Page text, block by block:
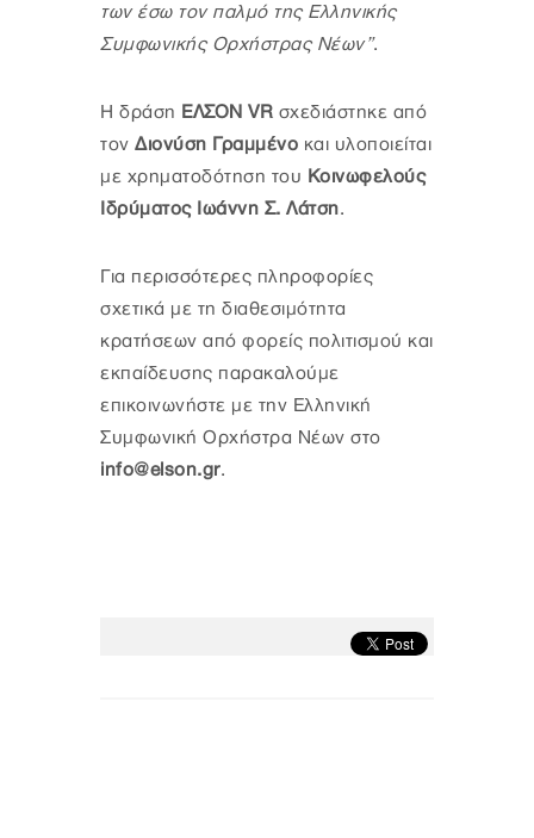
των έσω τον παλμό της Ελληνικής
Συμφωνικής Ορχήστρας Νέων”.
Η δράση ΕΛΣΟΝ VR σχεδιάστηκε από
τον Διονύση Γραμμένο και υλοποιείται
με χρηματοδότηση του Κοινωφελούς
Ιδρύματος Ιωάννη Σ. Λάτση.
Για περισσότερες πληροφορίες
σχετικά με τη διαθεσιμότητα
κρατήσεων από φορείς πολιτισμού και
εκπαίδευσης παρακαλούμε
επικοινωνήστε με την Ελληνική
Συμφωνική Ορχήστρα Νέων στο
info@elson.gr.